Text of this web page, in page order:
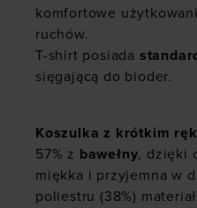
komfortowe
ruchów.
T-shirt posiada
sięgającą do bioder.
Koszulka z krótkim
57% z bawełny, dzięki
miękka i przyjemna w
poliestru (38%)